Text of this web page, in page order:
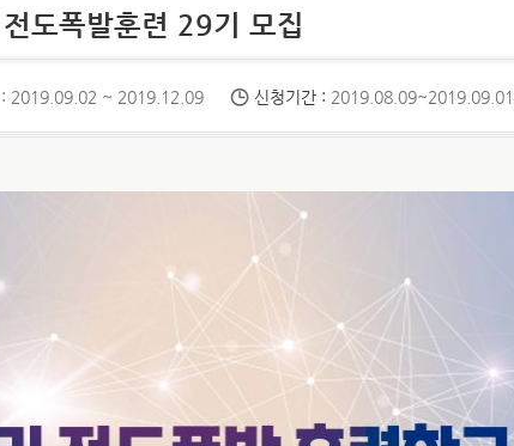
도폭발훈련 29기 모집
: 2019.09.02 ~ 2019.12.09 신청기간 : 2019.08.09~2019.09.01